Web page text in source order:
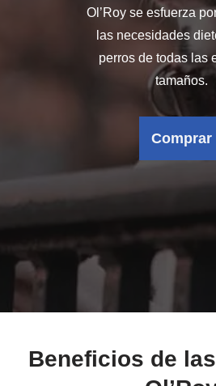
Ol’Roy se esfuerza
las necesidades
perros de todas las
tamaños.
Comprar
Beneficios de